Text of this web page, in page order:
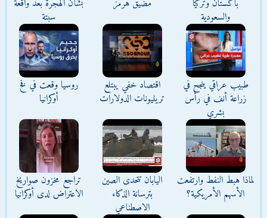
باكستان وتركيا
والسعودية
مضيق هرمز
بشأن الهجرة بعد واقعة
سبتة
طبيب عراقي ينجح في
زراعة أنف في رأس
بشري
اقتصاد خفي يبتلع
تريليونات الدولارات
روسيا وقعت في فخ
أوكرانيا
لماذا هبط النفط وارتفعت
الأسهم الأمريكية؟
اليابان تتحدى الصين
بترسانة الذكاء
الاصطناعي
تراجع مخزون صواريخ
الاعتراض لدى أوكرانيا